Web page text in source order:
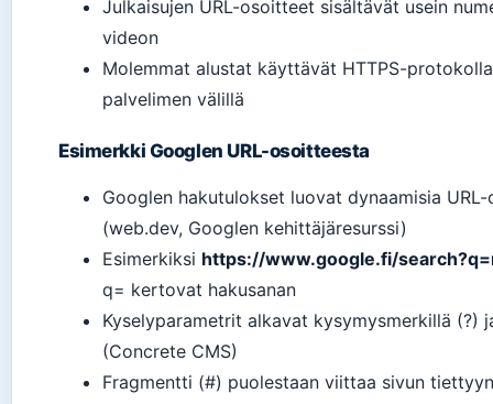
Julkaisujen URL-osoitteet sisältävät usein
videon
Molemmat alustat käyttävät HTTPS-
palvelimen välillä
Esimerkki Googlen URL-osoitteesta
Googlen hakutulokset luovat dynaamisia
(web.dev, Googlen kehittäjäresurssi)
Esimerkiksi https://www.google.fi/
q= kertovat hakusanan
Kyselyparametrit alkavat kysymysmerkillä (?)
(Concrete CMS)
Fragmentti (#) puolestaan viittaa sivun